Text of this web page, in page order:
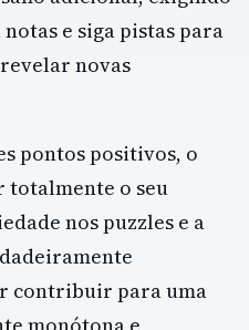
e siga pistas para
novas
pontos positivos, o
totalmente o seu
nos puzzles e a
contribuir para uma